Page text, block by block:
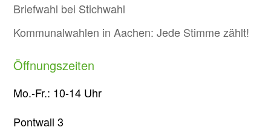
Briefwahl bei Stichwahl
Kommunalwahlen in Aachen: Jede Stimme zählt!
Öffnungszeiten
Mo.-Fr.: 10-14 Uhr
Pontwall 3